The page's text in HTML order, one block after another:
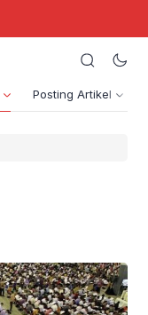
Posting Artikel